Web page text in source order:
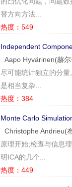
替方向方法...
热度：549
Independent
Aapo Hyvärinen(赫
尽可能统计独立的分
是相当复杂...
热度：384
Monte Carlo
Christophe Andrieu(
原理开始;检查与信息
明ICA的几个...
热度：449